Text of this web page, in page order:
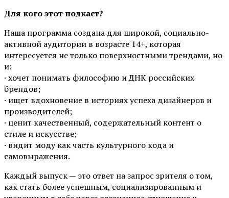
Для кого этот подкаст?
Наша программа создана для широкой, социально-
активной аудитории в возрасте 14+, которая
интересуется не только поверхностными трендами, но
и:
· хочет понимать философию и ДНК российских
брендов;
· ищет вдохновение в историях успеха дизайнеров и
производителей;
· ценит качественный, содержательный контент о
стиле и искусстве;
· видит моду как часть культурного кода и
самовыражения.
Каждый выпуск — это ответ на запрос зрителя о том,
как стать более успешным, социализированным и